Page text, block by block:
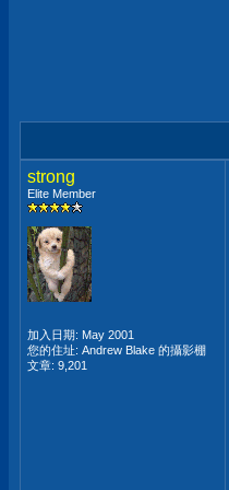
strong
Elite Member
加入日期: May 2001
您的住址: Andrew Blake 的攝影棚
文章: 9,201